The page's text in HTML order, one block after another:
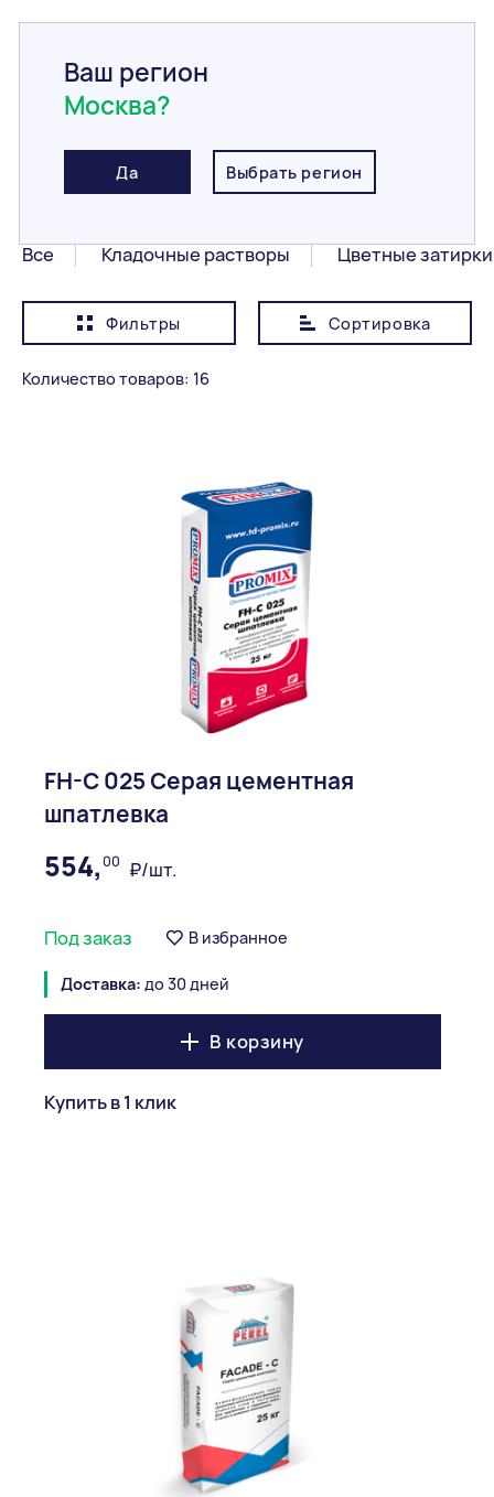
Ваш регион
Москва?
Да Выбрать регион
Главная / Каталог
Шпаклевки,
шпаклевочные смеси
Все Кладочные растворы Цветные затирки
Фильтры Сортировка
Показывать сначала
Количество товаров: 16
FH-C 025 Серая цементная
шпатлевка
554,00 ₽/шт.
Под заказ В избранное
Доставка: до 30 дней
В корзину
Купить в 1 клик